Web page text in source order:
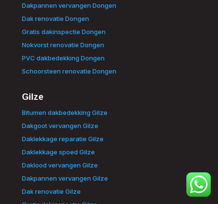
Dakpannen vervangen Dongen
Dak renovatie Dongen
Gratis dakinspectie Dongen
Nokvorst renovatie Dongen
PVC dakbedekking Dongen
Schoorsteen renovatie Dongen
Gilze
Bitumen dakbedekking Gilze
Dakgoot vervangen Gilze
Daklekkage reparatie Gilze
Daklekkage spoed Gilze
Daklood vervangen Gilze
Dakpannen vervangen Gilze
Dak renovatie Gilze